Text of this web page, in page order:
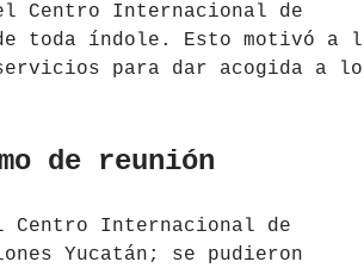
Centro Internacional de
toda índole. Esto motivó a
para dar acogida a
de reunión
Centro Internacional de
Yucatán; se pudieron